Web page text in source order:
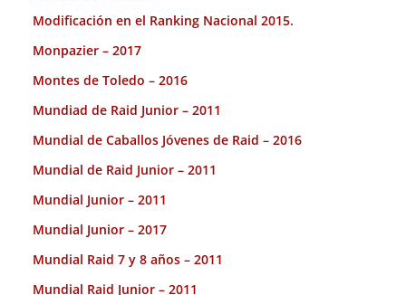
Modificación en el Ranking Nacional 2015.
Monpazier – 2017
Montes de Toledo – 2016
Mundiad de Raid Junior – 2011
Mundial de Caballos Jóvenes de Raid – 2016
Mundial de Raid Junior – 2011
Mundial Junior – 2011
Mundial Junior – 2017
Mundial Raid 7 y 8 años – 2011
Mundial Raid Junior – 2011